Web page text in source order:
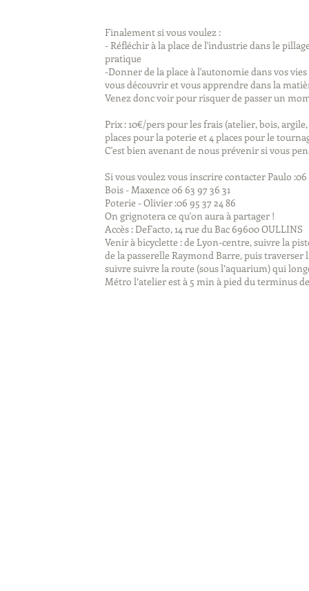
Finalement si vous voulez :
- Réfléchir à la place de l'industrie dans le
pratique
-Donner de la place à l'autonomie dans vos
vous découvrir et vous apprendre dans la
Venez donc voir pour risquer de passer un
Prix : 10€/pers pour les frais (atelier, bois,
places pour la poterie et 4 places pour le
C'est bien avenant de nous prévenir si vous
Si vous voulez vous inscrire contacter Paulo
Bois - Maxence 06 63 97 36 31
Poterie - Olivier :06 95 37 24 86
On grignotera ce qu'on aura à partager !
Accès : DeFacto, 14 rue du Bac 69600 OULLINS
Venir à bicyclette : de Lyon-centre, suivre la
de la passerelle Raymond Barre, puis
suivre suivre la route (sous l’aquarium) qui
Métro l’atelier est à 5 min à pied du terminus